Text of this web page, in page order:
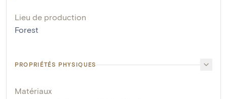
Lieu de production
Forest
PROPRIÉTÉS PHYSIQUES
Matériaux